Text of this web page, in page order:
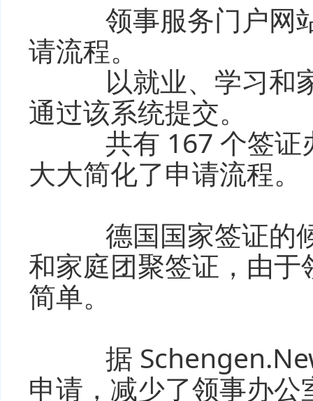
领事服务门户网
请流程。
以就业、学习和
通过该系统提交。
共有 167 个签证
大大简化了申请流程。
德国国家签证的
和家庭团聚签证，由
简单。
据
申请，减少了领事办